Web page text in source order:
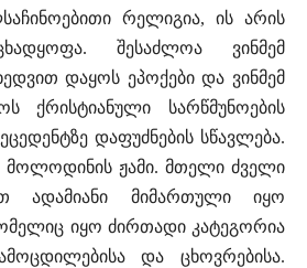
რელიგია, ის არის
შესაძლოა ვინმემ
დაყოს ეპოქები და ვინმემ
ქრისტიანული სარწმუნოების
დაფუძნების სწავლება.
მოლოდინის ჟამი. მთელი ძველი
ადამიანი მიმართული იყო
იყო ძირთადი კატეგორია
და ცხოვრებისა.